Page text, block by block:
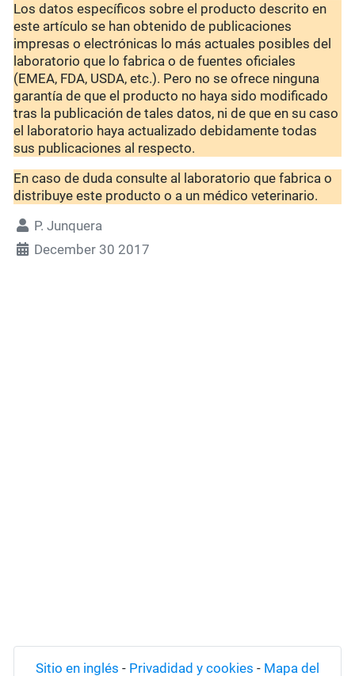
Los datos específicos sobre el producto descrito en
este artículo se han obtenido de publicaciones
impresas o electrónicas lo más actuales posibles del
laboratorio que lo fabrica o de fuentes oficiales
(EMEA, FDA, USDA, etc.). Pero no se ofrece ninguna
garantía de que el producto no haya sido modificado
tras la publicación de tales datos, ni de que en su caso
el laboratorio haya actualizado debidamente todas
sus publicaciones al respecto.
En caso de duda consulte al laboratorio que fabrica o
distribuye este producto o a un médico veterinario.
P. Junquera
December 30 2017
Sitio en inglés - Privadidad y cookies - Mapa del